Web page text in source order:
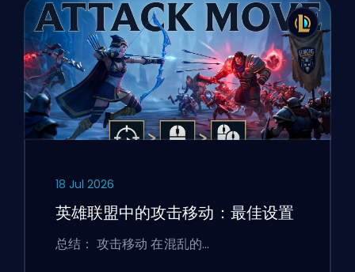
18 Jul 2026
英雄联盟中的攻击移动：最佳设置
总结： 攻击移动 在混乱的…